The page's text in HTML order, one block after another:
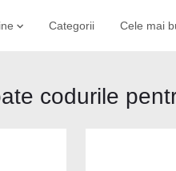
Categorii Cele mai
codurile